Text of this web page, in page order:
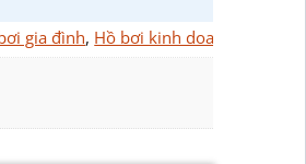
gia đình, Hồ bơi kinh doanh